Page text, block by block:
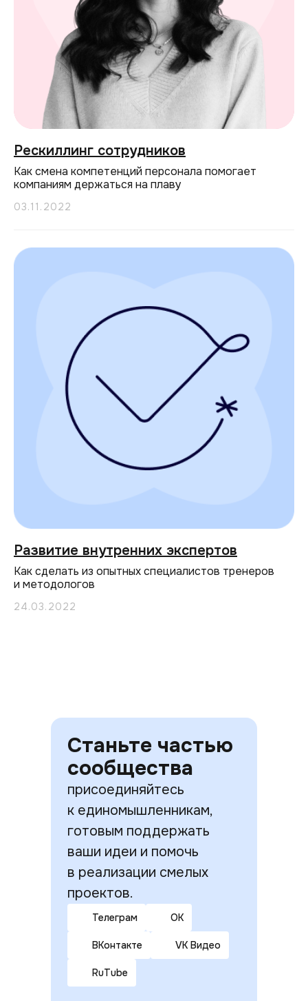
Рескиллинг сотрудников
Как смена компетенций персонала помогает
компаниям держаться на плаву
03.11.2022
Развитие внутренних экспертов
Как сделать из опытных специалистов тренеров
и методологов
24.03.2022
Станьте частью
сообщества
присоединяйтесь
к единомышленникам,
готовым поддержать
ваши идеи и помочь
в реализации смелых
проектов.
Телеграм ОК
ВКонтакте VK Видео
RuTube